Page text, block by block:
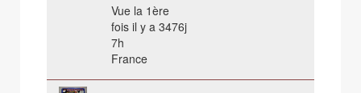
Vue la 1ère
fois il y a 3476j
7h
France